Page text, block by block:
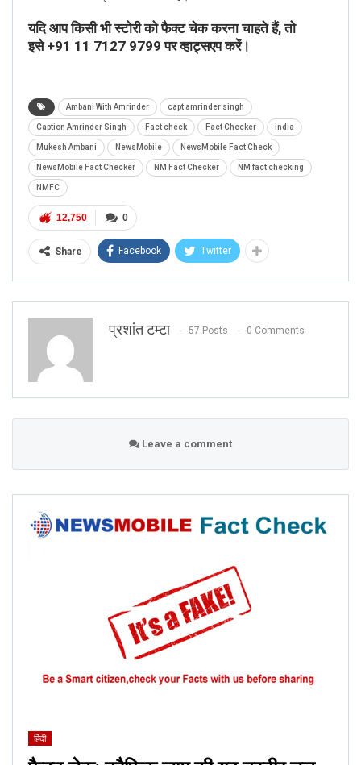
यदि आप किसी भी स्टोरी को फैक्ट चेक करना चाहते हैं, तो
इसे+91 11 7127 9799पर व्हाट्सएप करें।
Ambani With Amrinder capt amrinder singh
Caption Amrinder Singh Fact check Fact Checker india
Mukesh Ambani NewsMobile NewsMobile Fact Check
NewsMobile Fact Checker NM Fact Checker NM fact checking
NMFC
0
12,750
Share Facebook Twitter
प्रशांत टम्टा 57 Posts 0 Comments
Leave a comment
हिंदी